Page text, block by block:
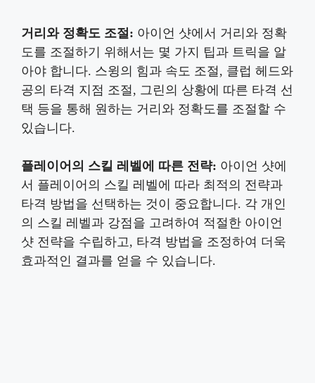
거리와 정확도 조절: 아이언 샷에서 거리와 정확
도를 조절하기 위해서는 몇 가지 팁과 트릭을 알
아야 합니다. 스윙의 힘과 속도 조절, 클럽 헤드와
공의 타격 지점 조절, 그린의 상황에 따른 타격 선
택 등을 통해 원하는 거리와 정확도를 조절할 수
있습니다.
플레이어의 스킬 레벨에 따른 전략: 아이언 샷에
서 플레이어의 스킬 레벨에 따라 최적의 전략과
타격 방법을 선택하는 것이 중요합니다. 각 개인
의 스킬 레벨과 강점을 고려하여 적절한 아이언
샷 전략을 수립하고, 타격 방법을 조정하여 더욱
효과적인 결과를 얻을 수 있습니다.